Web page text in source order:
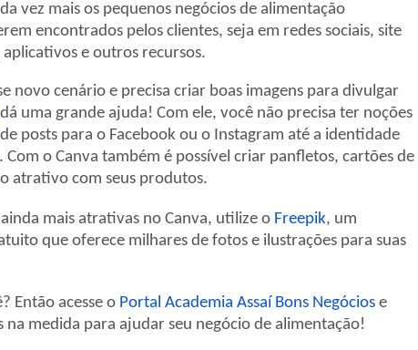
vez mais os pequenos negócios de alimentação
encontrados pelos clientes, seja em redes sociais, site
e outros recursos.
novo cenário e precisa criar boas imagens para divulgar
dá uma grande ajuda! Com ele, você não precisa ter noções
posts para o Facebook ou o Instagram até a identidade
o Canva também é possível criar panfletos, cartões de
atrativo com seus produtos.
mais atrativas no Canva, utilize o Freepik, um
que oferece milhares de fotos e ilustrações para suas
Então acesse o Portal Academia Assaí Bons Negócios e
medida para ajudar seu negócio de alimentação!